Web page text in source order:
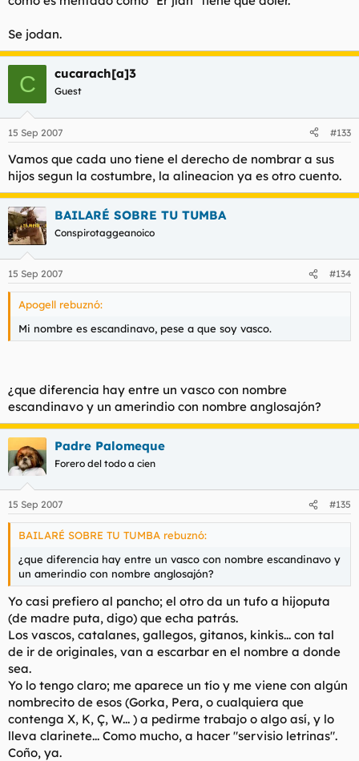
Se jodan.
C cucarach[a]3
Guest
15 Sep 2007 #133
Vamos que cada uno tiene el derecho de nombrar a sus
hijos segun la costumbre, la alineacion ya es otro cuento.
BAILARÉ SOBRE TU TUMBA
Conspirotaggeanoico
15 Sep 2007 #134
Apogell rebuznó:
Mi nombre es escandinavo, pese a que soy vasco.
¿que diferencia hay entre un vasco con nombre
escandinavo y un amerindio con nombre anglosajón?
Padre Palomeque
Forero del todo a cien
15 Sep 2007 #135
BAILARÉ SOBRE TU TUMBA rebuznó:
¿que diferencia hay entre un vasco con nombre escandinavo y
un amerindio con nombre anglosajón?
Yo casi prefiero al pancho; el otro da un tufo a hijoputa
(de madre puta, digo) que echa patrás.
Los vascos, catalanes, gallegos, gitanos, kinkis... con tal
de ir de originales, van a escarbar en el nombre a donde
sea.
Yo lo tengo claro; me aparece un tío y me viene con algún
nombrecito de esos (Gorka, Pera, o cualquiera que
contenga X, K, Ç, W... ) a pedirme trabajo o algo así, y lo
lleva clarinete... Como mucho, a hacer "servisio letrinas".
Coño, ya.